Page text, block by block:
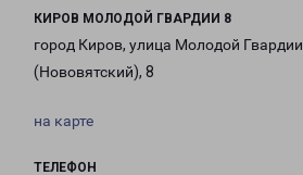
КИРОВ МОЛОДОЙ ГВАРДИИ 8
город Киров, улица Молодой Гвардии
(Нововятский), 8
на карте
ТЕЛЕФОН